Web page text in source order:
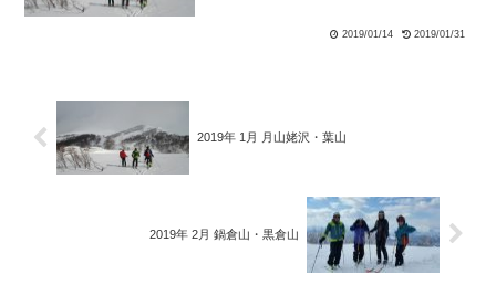
こから赤羽の藤澤...
2019/01/14 2019/01/31
2019年 1月 月山姥沢・葉山
2019年 2月 鍋倉山・黒倉山